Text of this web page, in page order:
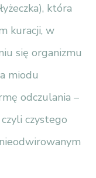
która
kuracji, w
się organizmu
miodu
odczulania –
czystego